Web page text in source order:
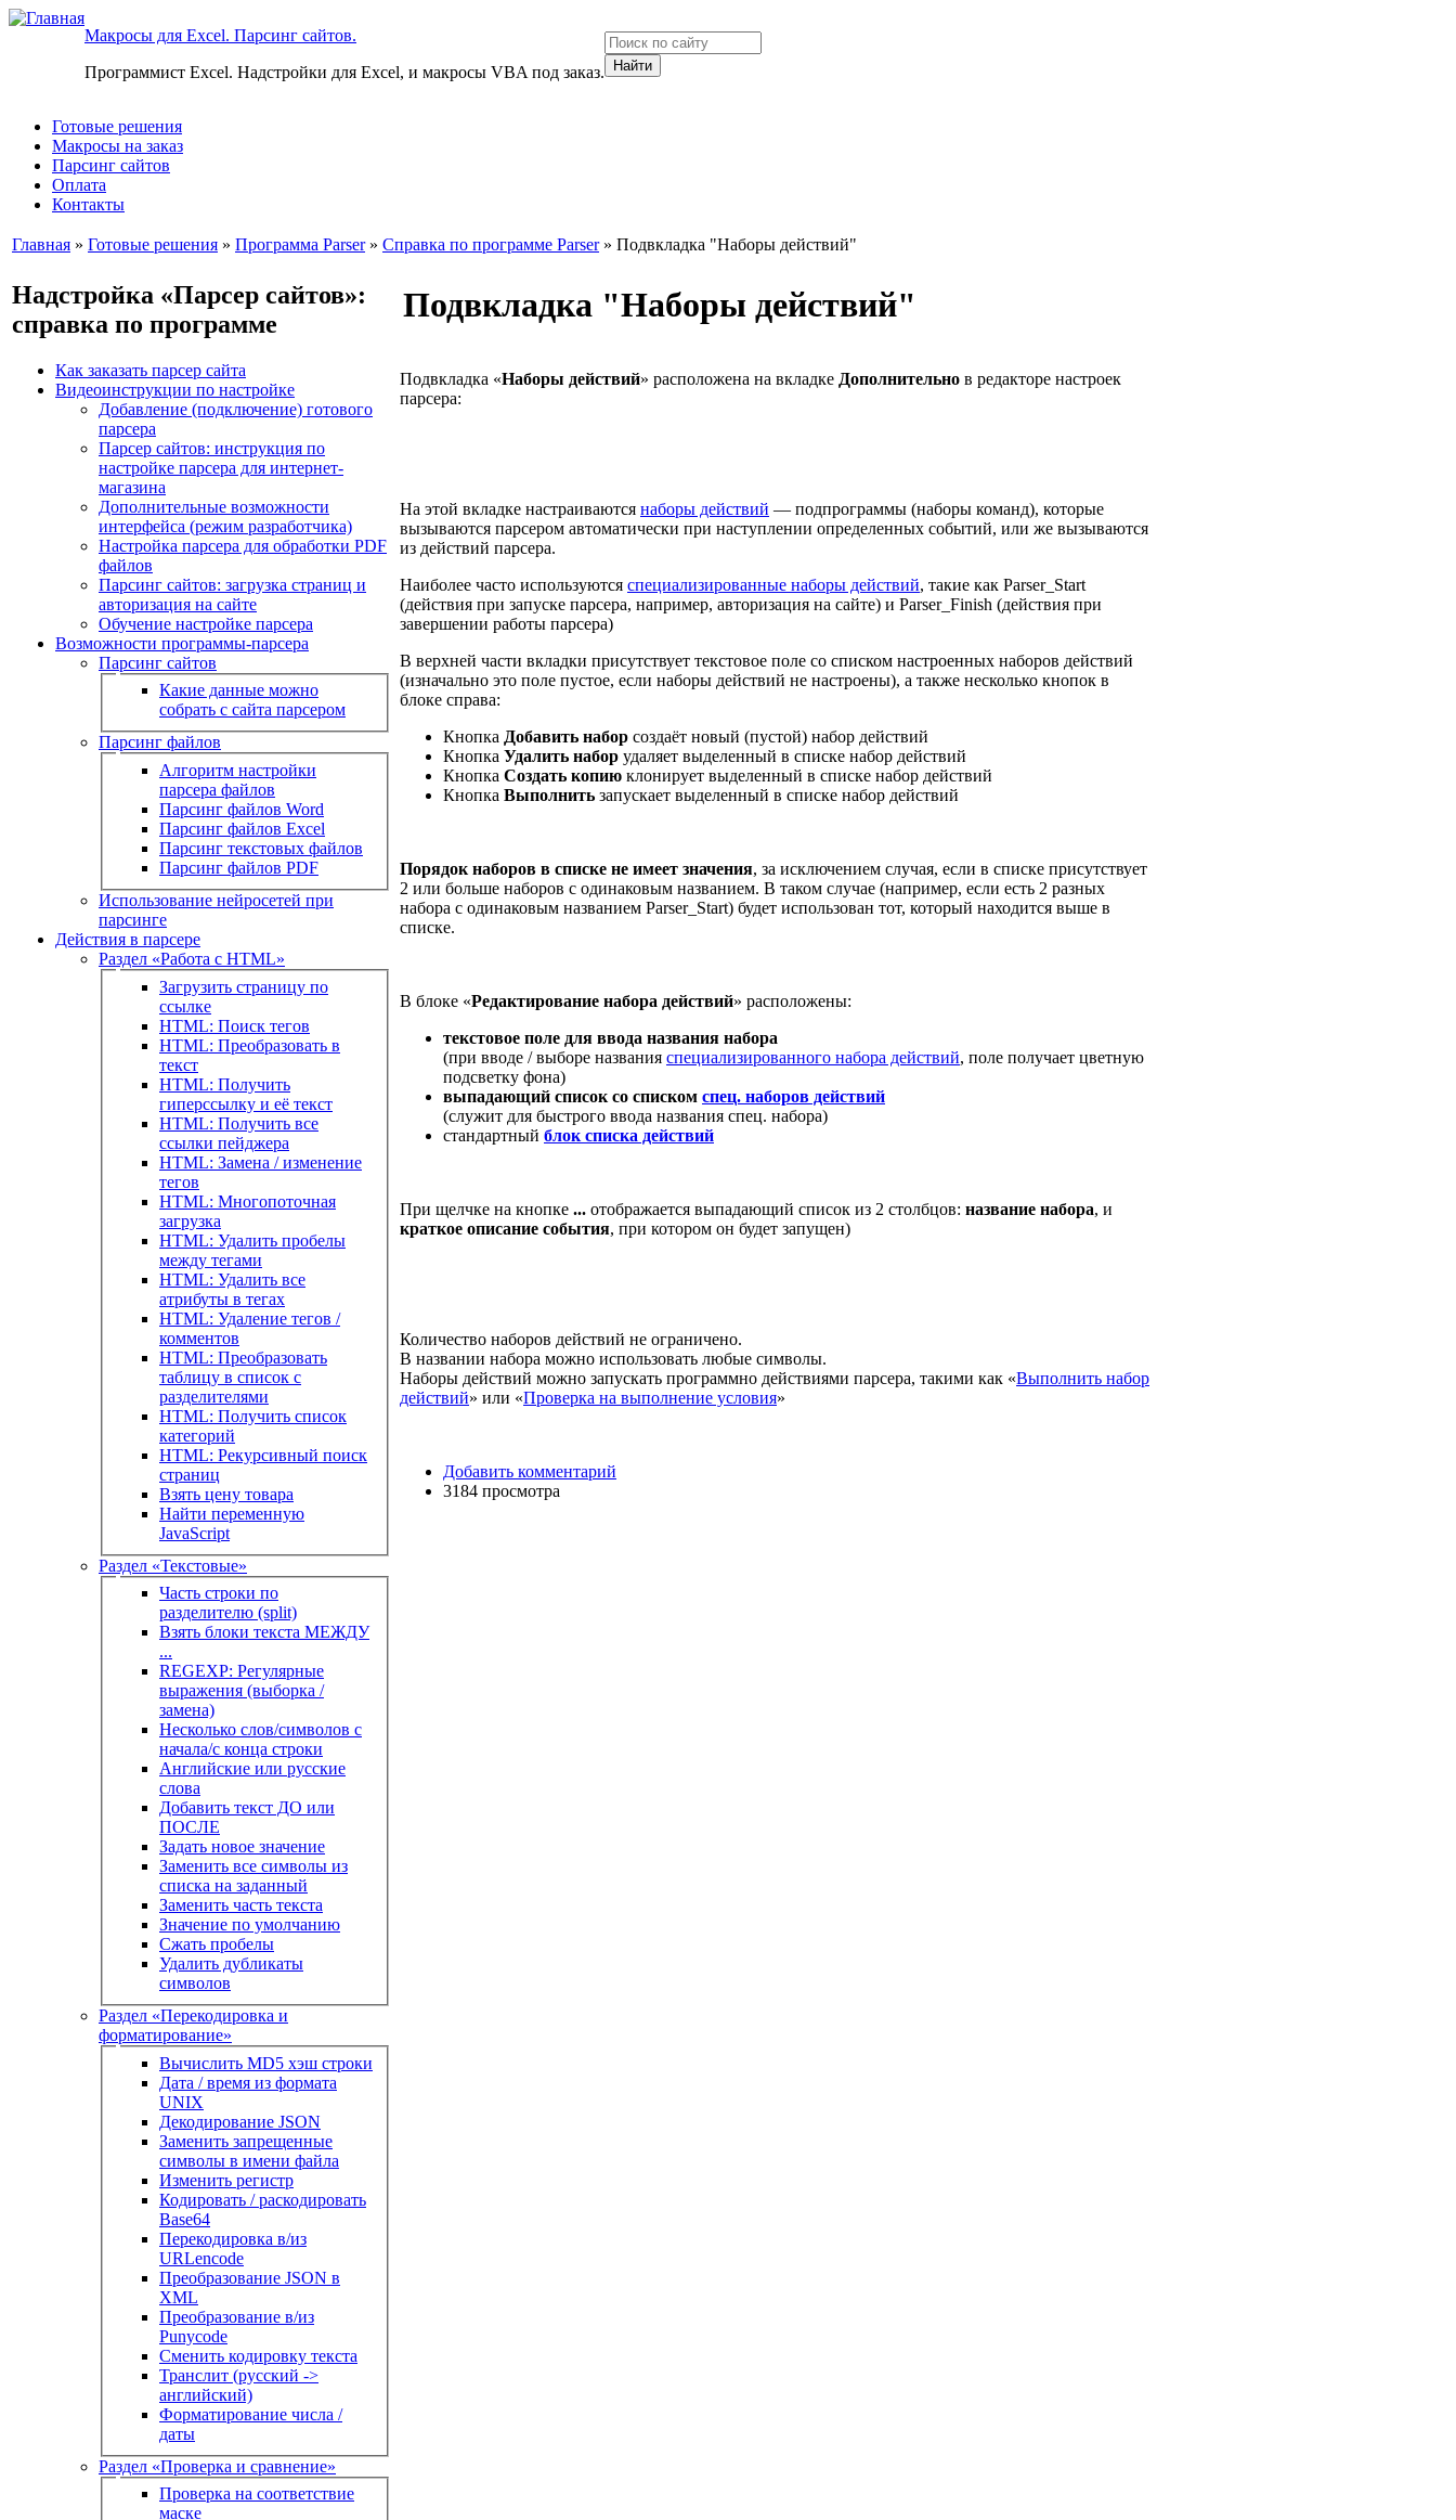
Макросы для Excel. Парсинг сайтов.
Программист Excel. Надстройки для Excel, и макросы VBA под заказ.
Готовые решения
Макросы на заказ
Парсинг сайтов
Оплата
Контакты
Главная » Готовые решения » Программа Parser» Справка по программе Parser» Подвкладка "Наборы действий"
Надстройка «Парсер сайтов»:
справка по программе
Как заказать парсер сайта
Видеоинструкции по настройке
Добавление (подключение) готового
парсера
Парсер сайтов: инструкция по
настройке парсера для интернет-
магазина
Дополнительные возможности
интерфейса (режим разработчика)
Настройка парсера для обработки PDF
файлов
Парсинг сайтов: загрузка страниц и
авторизация на сайте
Обучение настройке парсера
Возможности программы-парсера
Парсинг сайтов
Какие данные можно
собрать с сайта парсером
Парсинг файлов
Алгоритм настройки
парсера файлов
Парсинг файлов Word
Парсинг файлов Excel
Парсинг текстовых файлов
Парсинг файлов PDF
Использование нейросетей при
парсинге
Действия в парсере
Раздел «Работа с HTML»
Загрузить страницу по
ссылке
HTML: Поиск тегов
HTML: Преобразовать в
текст
HTML: Получить
гиперссылку и её текст
HTML: Получить все
ссылки пейджера
HTML: Замена / изменение
тегов
HTML: Многопоточная
загрузка
HTML: Удалить пробелы
между тегами
HTML: Удалить все
атрибуты в тегах
HTML: Удаление тегов /
комментов
HTML: Преобразовать
таблицу в список с
разделителями
HTML: Получить список
категорий
HTML: Рекурсивный поиск
страниц
Взять цену товара
Найти переменную
JavaScript
Раздел «Текстовые»
Часть строки по
разделителю (split)
Взять блоки текста МЕЖДУ
...
REGEXP: Регулярные
выражения (выборка /
замена)
Несколько слов/символов с
начала/с конца строки
Английские или русские
слова
Добавить текст ДО или
ПОСЛЕ
Задать новое значение
Заменить все символы из
списка на заданный
Заменить часть текста
Значение по умолчанию
Сжать пробелы
Удалить дубликаты
символов
Раздел «Перекодировка и
форматирование»
Вычислить MD5 хэш строки
Дата / время из формата
UNIX
Декодирование JSON
Заменить запрещенные
символы в имени файла
Изменить регистр
Кодировать / раскодировать
Base64
Перекодировка в/из
URLencode
Преобразование JSON в
XML
Преобразование в/из
Punycode
Сменить кодировку текста
Транслит (русский ->
английский)
Форматирование числа /
даты
Раздел «Проверка и сравнение»
Проверка на соответствие
маске
Подвкладка "Наборы действий"
Подвкладка «Наборы действий» расположена на вкладке Дополнительно в редакторе настроек
парсера:
На этой вкладке настраиваются наборы действий — подпрограммы (наборы команд), которые
вызываются парсером автоматически при наступлении определенных событий, или же вызываются
из действий парсера.
Наиболее часто используются специализированные наборы действий, такие как Parser_Start
(действия при запуске парсера, например, авторизация на сайте) и Parser_Finish (действия при
завершении работы парсера)
В верхней части вкладки присутствует текстовое поле со списком настроенных наборов действий
(изначально это поле пустое, если наборы действий не настроены), а также несколько кнопок в
блоке справа:
Кнопка Добавить набор создаёт новый (пустой) набор действий
Кнопка Удалить набор удаляет выделенный в списке набор действий
Кнопка Создать копию клонирует выделенный в списке набор действий
Кнопка Выполнить запускает выделенный в списке набор действий
Порядок наборов в списке не имеет значения, за исключением случая, если в списке присутствует
2 или больше наборов с одинаковым названием. В таком случае (например, если есть 2 разных
набора с одинаковым названием Parser_Start) будет использован тот, который находится выше в
списке.
В блоке «Редактирование набора действий» расположены:
текстовое поле для ввода названия набора
(при вводе / выборе названия специализированного набора действий, поле получает цветную
подсветку фона)
выпадающий список со списком спец. наборов действий
(служит для быстрого ввода названия спец. набора)
стандартный блок списка действий
При щелчке на кнопке ... отображается выпадающий список из 2 столбцов: название набора, и
краткое описание события, при котором он будет запущен)
Количество наборов действий не ограничено.
В названии набора можно использовать любые символы.
Наборы действий можно запускать программно действиями парсера, такими как «Выполнить набор
действий» или «Проверка на выполнение условия»
Добавить комментарий
3184 просмотра